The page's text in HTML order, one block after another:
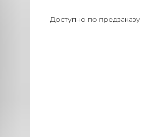
Доступно по предзаказу